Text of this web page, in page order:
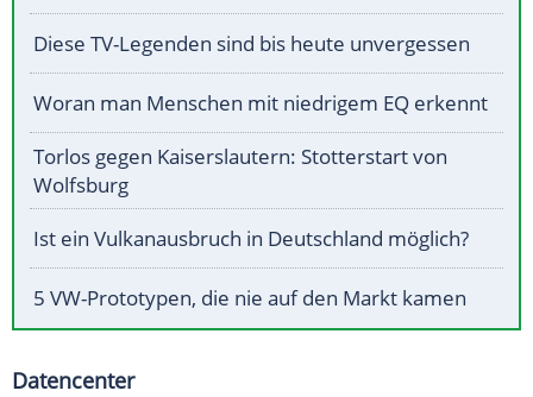
Diese TV-Legenden sind bis heute unvergessen
Woran man Menschen mit niedrigem EQ erkennt
Torlos gegen Kaiserslautern: Stotterstart von
Wolfsburg
Ist ein Vulkanausbruch in Deutschland möglich?
5 VW-Prototypen, die nie auf den Markt kamen
Datencenter